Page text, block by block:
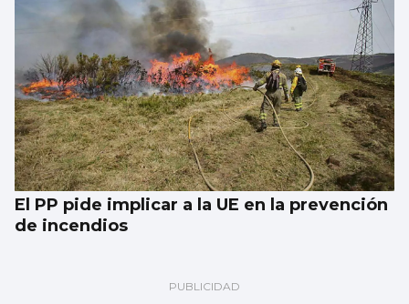
El PP pide implicar a la UE en la prevención
de incendios